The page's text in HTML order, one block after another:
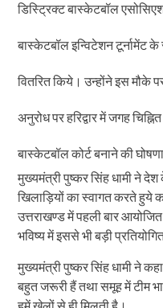
डिस्ट्रिक्ट बास्केटबॉल
बास्केटबॉल इन्विटेशन टूर्नामेंट
वितरित किये। उन्होंने इस मौके
अनुरोध पर हरिद्वार में जगह
बास्केटबॉल कोर्ट बनाने की
मुख्यमंत्री पुष्कर सिंह धामी ने
खिलाड़ियों का स्वागत करते हुये
उत्तराखण्ड में पहली बार
भविष्य में इससे भी बड़ी
मुख्यमंत्री पुष्कर सिंह धामी ने
बहुत जरूरी हैं तथा समूह में टीम